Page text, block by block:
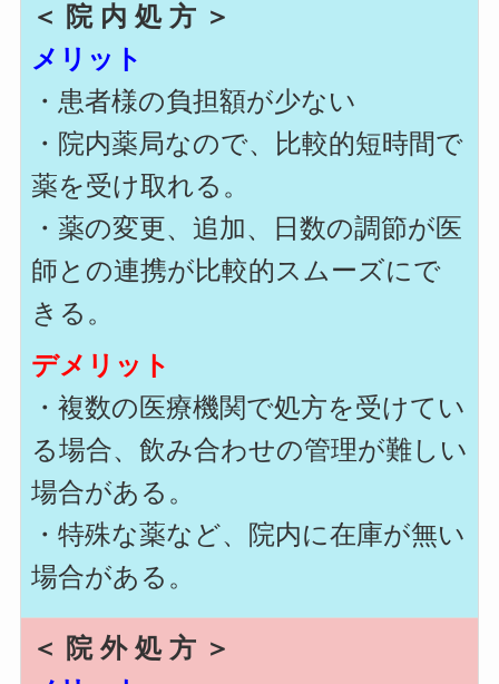
＜ 院 内 処 方 ＞
メリット
・患者様の負担額が少ない
・院内薬局なので、比較的短時間で
薬を受け取れる。
・薬の変更、追加、日数の調節が医
師との連携が比較的スムーズにで
きる。
デメリット
・複数の医療機関で処方を受けてい
る場合、飲み合わせの管理が難しい
場合がある。
・特殊な薬など、院内に在庫が無い
場合がある。
＜ 院 外 処 方 ＞